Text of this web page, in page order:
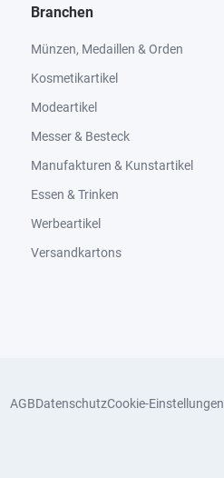
Branchen
Münzen, Medaillen & Orden
Kosmetikartikel
Modeartikel
Messer & Besteck
Manufakturen & Kunstartikel
Essen & Trinken
Werbeartikel
Versandkartons
AGBDatenschutzCookie-Einstellungen